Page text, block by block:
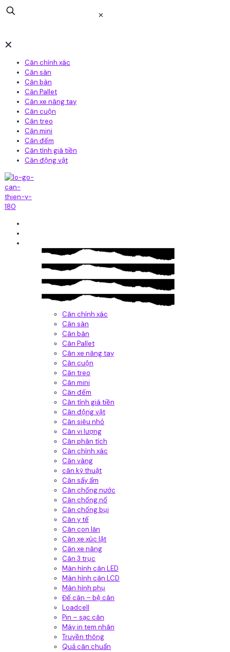
✕
✕
Cân chính xác
Cân sàn
Cân bàn
Cân Pallet
Cân xe nâng tay
Cân cuộn
Cân treo
Cân mini
Cân đếm
Cân tính giá tiền
Cân động vật
Cân chính xác
Cân sàn
Cân bàn
Cân Pallet
Cân xe nâng tay
Cân cuộn
Cân treo
Cân mini
Cân đếm
Cân tính giá tiền
Cân động vật
Cân siêu nhỏ
Cân vi lượng
Cân phân tích
Cân chính xác
Cân vàng
cân kỹ thuật
Cân sấy ẩm
Cân chống nước
Cân chống nổ
Cân chống bụi
Cân y tế
Cân con lăn
Cân xe xúc lật
Cân xe nâng
Cân 3 trục
Màn hình cân LED
Màn hình cân LCD
Màn hình phụ
Đế cân – bệ cân
Loadcell
Pin – sạc cân
Máy in tem nhãn
Truyền thông
Quả cân chuẩn